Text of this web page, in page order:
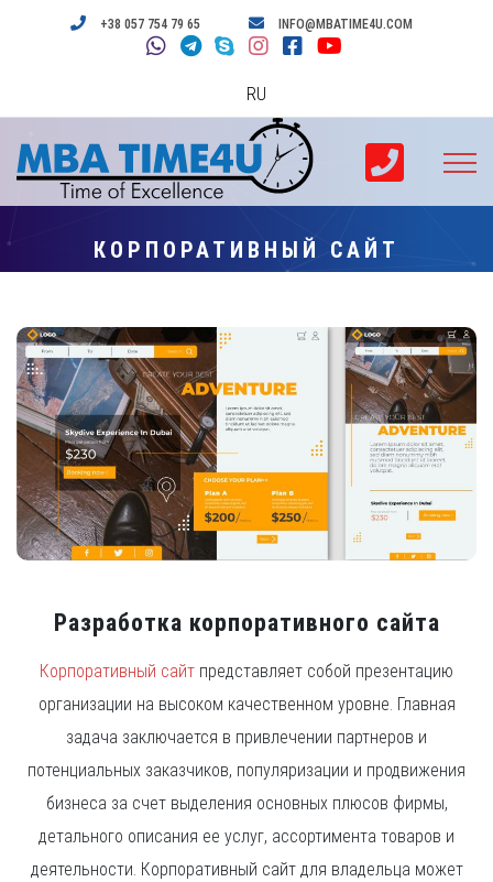
+38 057 754 79 65 INFO@MBATIME4U.COM
RU
КОРПОРАТИВНЫЙ САЙТ
Разработка корпоративного сайта
Корпоративный сайт представляет собой презентацию
организации на высоком качественном уровне. Главная
задача заключается в привлечении партнеров и
потенциальных заказчиков, популяризации и продвижения
бизнеса за счет выделения основных плюсов фирмы,
детального описания ее услуг, ассортимента товаров и
деятельности. Корпоративный сайт для владельца может